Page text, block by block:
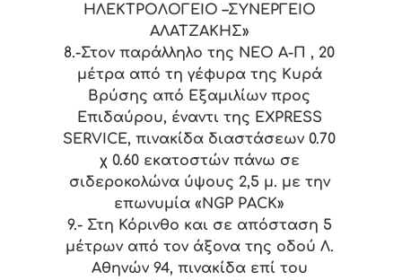
ΗΛΕΚΤΡΟΛΟΓΕΙΟ –ΣΥΝΕΡΓΕΙΟ
ΑΛΑΤΖΑΚΗΣ»
8.-Στον παράλληλο της ΝΕΟ Α-Π , 20
μέτρα από τη γέφυρα της Κυρά
Βρύσης από Εξαμιλίων προς
Επιδαύρου, έναντι της EXPRESS
SERVICE, πινακίδα διαστάσεων 0.70
χ 0.60 εκατοστών πάνω σε
σιδεροκολώνα ύψους 2,5 μ. με την
επωνυμία «NGP PACK»
9.-Στη Κόρινθο και σε απόσταση 5
μέτρων από τον άξονα της οδού Λ.
Αθηνών 94, πινακίδα επί του